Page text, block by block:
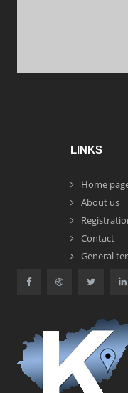
LINKS
Home
About us
Contact
General